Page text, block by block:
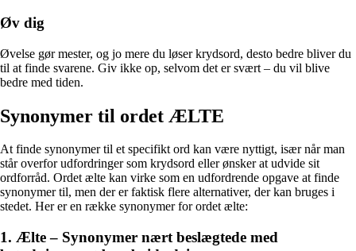
Øv dig
Øvelse gør mester, og jo mere du løser krydsord, desto bedre bliver du
til at finde svarene. Giv ikke op, selvom det er svært – du vil blive
bedre med tiden.
Synonymer til ordet ÆLTE
At finde synonymer til et specifikt ord kan være nyttigt, især når man
står overfor udfordringer som krydsord eller ønsker at udvide sit
ordforråd. Ordet ælte kan virke som en udfordrende opgave at finde
synonymer til, men der er faktisk flere alternativer, der kan bruges i
stedet. Her er en række synonymer for ordet ælte:
1. Ælte – Synonymer nært beslægtede med